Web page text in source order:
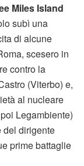
Miles Island
subì una
di alcune
scesero in
contro la
(Viterbo) e,
al nucleare
Legambiente)
del dirigente
prime battaglie